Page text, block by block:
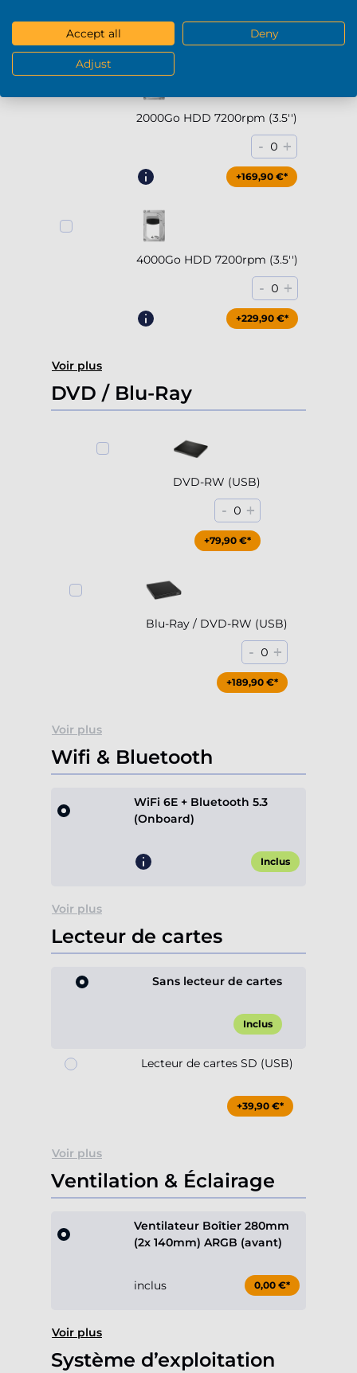
+294,90 €*
2000Go HDD 7200rpm (3.5'')
- 0 +
+169,90 €*
4000Go HDD 7200rpm (3.5'')
- 0 +
+229,90 €*
Voir plus
DVD / Blu-Ray
DVD-RW (USB)
- 0 +
+79,90 €*
Blu-Ray / DVD-RW (USB)
- 0 +
+189,90 €*
Voir plus
Wifi & Bluetooth
WiFi 6E + Bluetooth 5.3
(Onboard)
Inclus
Voir plus
Lecteur de cartes
Sans lecteur de cartes
Inclus
Lecteur de cartes SD (USB)
+39,90 €*
Voir plus
Ventilation & Éclairage
Ventilateur Boîtier 280mm
(2x 140mm) ARGB (avant)
inclus 0,00 €*
Voir plus
Système d’exploitation
Accept all Deny
Adjust